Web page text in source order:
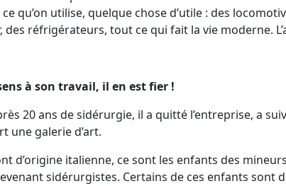
qu’on utilise, quelque chose d’utile : des
des réfrigérateurs, tout ce qui fait la vie moderne.
à son travail, il en est fier !
20 ans de sidérurgie, il a quitté l’entreprise, a
une galerie d’art.
d’origine italienne, ce sont les enfants des
sidérurgistes. Certains de ces enfants sont